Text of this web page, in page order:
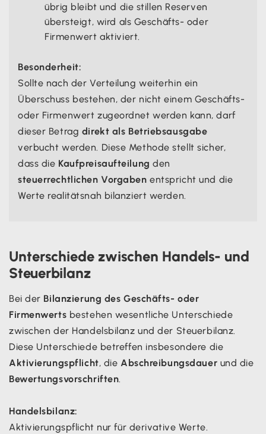
übrig bleibt und die stillen Reserven
übersteigt, wird als Geschäfts- oder
Firmenwert aktiviert.
Besonderheit:
Sollte nach der Verteilung weiterhin ein
Überschuss bestehen, der nicht einem Geschäfts-
oder Firmenwert zugeordnet werden kann, darf
dieser Betrag direkt als Betriebsausgabe
verbucht werden. Diese Methode stellt sicher,
dass die Kaufpreisaufteilung den
steuerrechtlichen Vorgaben entspricht und die
Werte realitätsnah bilanziert werden.
Unterschiede zwischen Handels- und
Steuerbilanz
Bei der Bilanzierung des Geschäfts- oder
Firmenwerts bestehen wesentliche Unterschiede
zwischen der Handelsbilanz und der Steuerbilanz.
Diese Unterschiede betreffen insbesondere die
Aktivierungspflicht, dieAbschreibungsdauer und die
Bewertungsvorschriften.
Handelsbilanz:
Aktivierungspflicht nur für derivative Werte.